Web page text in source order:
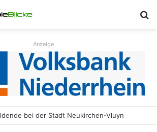
Anzeige
bei der Stadt Neukirchen-Vluyn